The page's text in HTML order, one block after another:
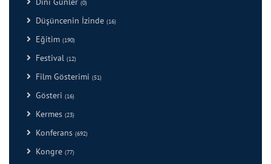
(0)
Düşüncenin İzinde (16)
Eğitim (190)
Festival (12)
Film Gösterimi (51)
Gösteri (16)
Kermes (23)
Konferans (692)
Kongre (77)